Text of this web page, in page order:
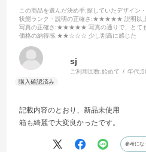
この商品を選んだ決め手:探していたデザイン
状態ランク・説明の正確さ :★★★★★ 説明以上
写真の正確さ :★★★★★ 写真の通りで、とても
価格の納得感:★★☆☆☆ 少し割高に感じた
sj
ご利用回数:始めて 年代:
記載内容のとおり、新品未使用
箱も綺麗で大変良かったです。
参考にな